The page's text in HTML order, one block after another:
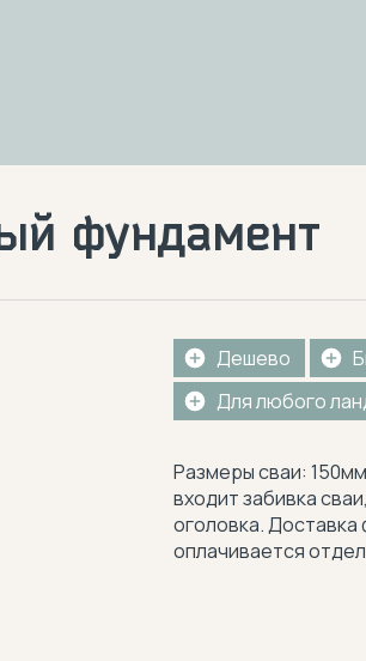
фундамент
Дешево
Для любого
Размеры сваи:
входит забивка
оголовка.
оплачивается